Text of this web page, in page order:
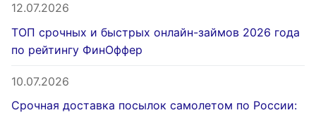
12.07.2026
ТОП срочных и быстрых онлайн-займов 2026 года
по рейтингу ФинОффер
10.07.2026
Срочная доставка посылок самолетом по России: